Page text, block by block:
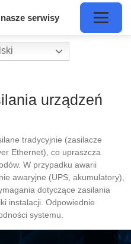
urządzeń
tradycyjnie (zasilacze
Ethernet), co upraszcza
W przypadku awarii
awaryjne (UPS, akumulatory),
dotyczące zasilania
instalacji. Odpowiednie
systemu.
serwisy